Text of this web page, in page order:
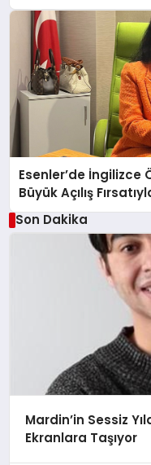
Esenler’de İngilizce
Büyük Açılış
Son Dakika
Mardin’in Sessiz
Ekranlara Taşıyor